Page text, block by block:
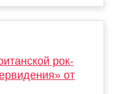
рок-
от